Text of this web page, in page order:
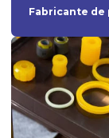
Fabricante de
Fabricante de
Fabricante de
indústrias
Fabricante perfil
Fabricante de